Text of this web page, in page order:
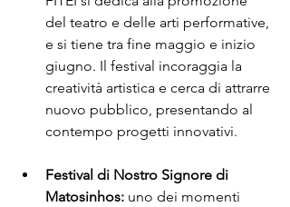
del teatro e delle arti performative,
e si tiene tra fine maggio e inizio
giugno. Il festival incoraggia la
creatività artistica e cerca di attrarre
nuovo pubblico, presentando al
contempo progetti innovativi.
Festival di Nostro Signore di
Matosinhos: uno dei momenti